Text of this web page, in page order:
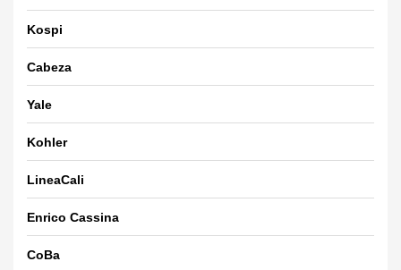
Kospi
Cabeza
Yale
Kohler
LineaCali
Enrico Cassina
CoBa